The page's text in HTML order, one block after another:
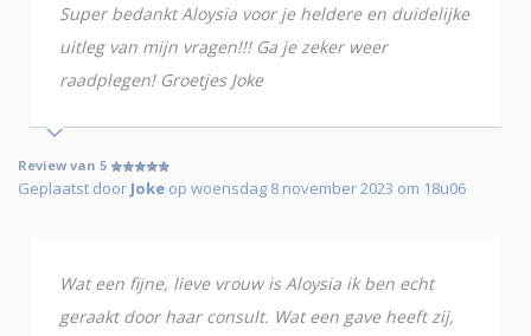
Super bedankt Aloysia voor je heldere en duidelijke
uitleg van mijn vragen!!! Ga je zeker weer
raadplegen! Groetjes Joke
Review van 5
Geplaatst door Joke op woensdag 8 november 2023 om 18u06
Wat een fijne, lieve vrouw is Aloysia ik ben echt
geraakt door haar consult. Wat een gave heeft zij,